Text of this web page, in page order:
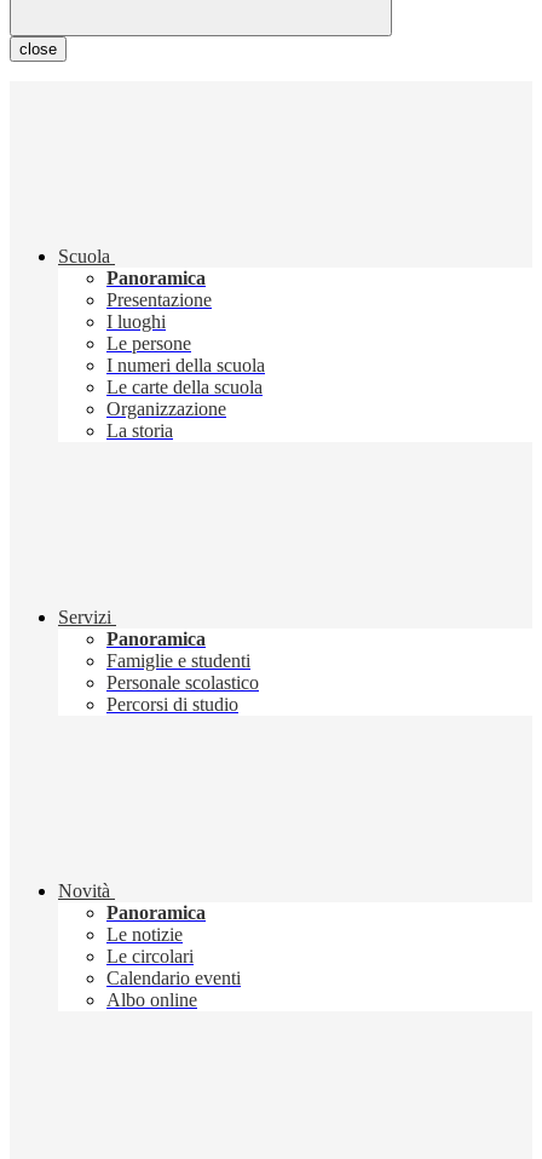
close
Scuola
Panoramica
Presentazione
I luoghi
Le persone
I numeri della scuola
Le carte della scuola
Organizzazione
La storia
Servizi
Panoramica
Famiglie e studenti
Personale scolastico
Percorsi di studio
Novità
Panoramica
Le notizie
Le circolari
Calendario eventi
Albo online